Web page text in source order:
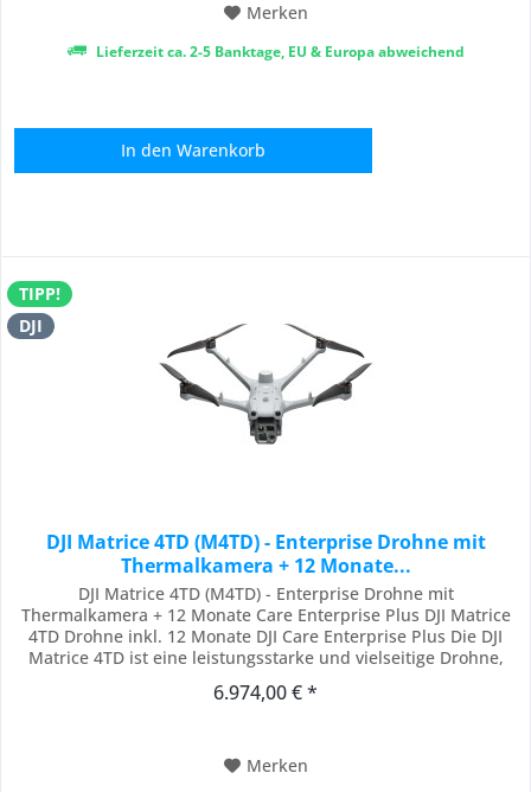
Merken
Lieferzeit ca. 2-5 Banktage, EU & Europa abweichend
In den Warenkorb
TIPP!
DJI
DJI Matrice 4TD (M4TD) - Enterprise Drohne mit
Thermalkamera + 12 Monate...
DJI Matrice 4TD (M4TD) - Enterprise Drohne mit
Thermalkamera + 12 Monate Care Enterprise Plus DJI Matrice
4TD Drohne inkl. 12 Monate DJI Care Enterprise Plus Die DJI
Matrice 4TD ist eine leistungsstarke und vielseitige Drohne,
Bedingungen entwickelt wurde. Sie überzeugt durch lange
6.974,00 € *
Merken